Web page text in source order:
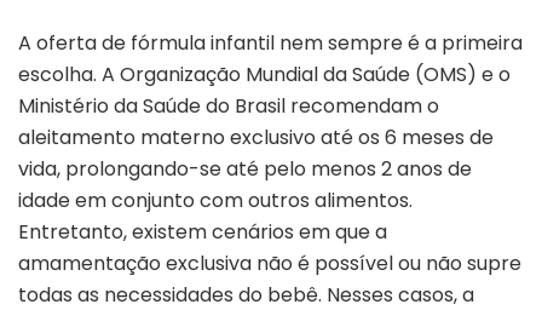
A oferta de fórmula infantil nem sempre é a primeira
escolha. A Organização Mundial da Saúde (OMS) e o
Ministério da Saúde do Brasil recomendam o
aleitamento materno exclusivo até os 6 meses de
vida, prolongando-se até pelo menos 2 anos de
idade em conjunto com outros alimentos.
Entretanto, existem cenários em que a
amamentação exclusiva não é possível ou não supre
todas as necessidades do bebê. Nesses casos, a